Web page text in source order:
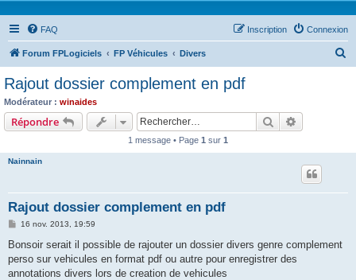
FAQ Connexion
Inscription
Forum FPLogiciels FP Véhicules Divers
Rajout dossier complement en pdf
Modérateur : winaides
Répondre Rechercher
1 message • Page 1 sur 1
Nainnain
Rajout dossier complement en pdf
M
s
a
g
16 nov. 2013, 19:59
Bonsoir serait il possible de rajouter un dossier divers genre complement
perso sur vehicules en format pdf ou autre pour enregistrer des
annotations divers lors de creation de vehicules